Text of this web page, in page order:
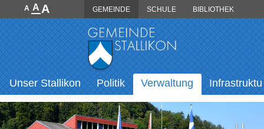
Direkt zum Inhalt springen
A A A GEMEINDE SCHULE BIBLIOTHEK
Hauptnavigation
Unser Stallikon Politik Verwaltung